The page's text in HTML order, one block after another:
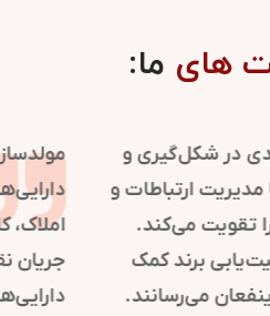
های ما:
نقش کلیدی در شکل‌گیری و
با مدیریت ارتباطات و
سازمان را تقویت می‌کند.
به موقعیت‌یابی برند کمک
را به ذینفعان می‌رسانند.